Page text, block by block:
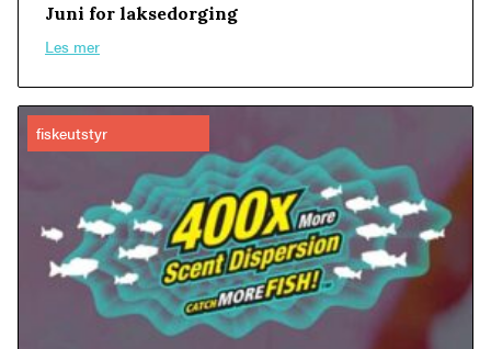
Juni for laksedorging
Les mer
fiskeutstyr